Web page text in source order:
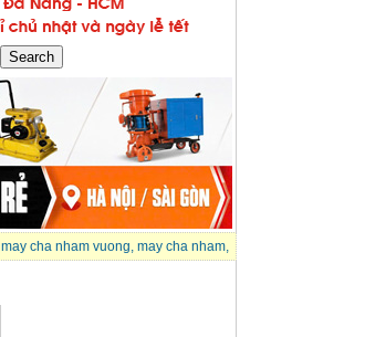
may cha nham vuong, may cha nham,